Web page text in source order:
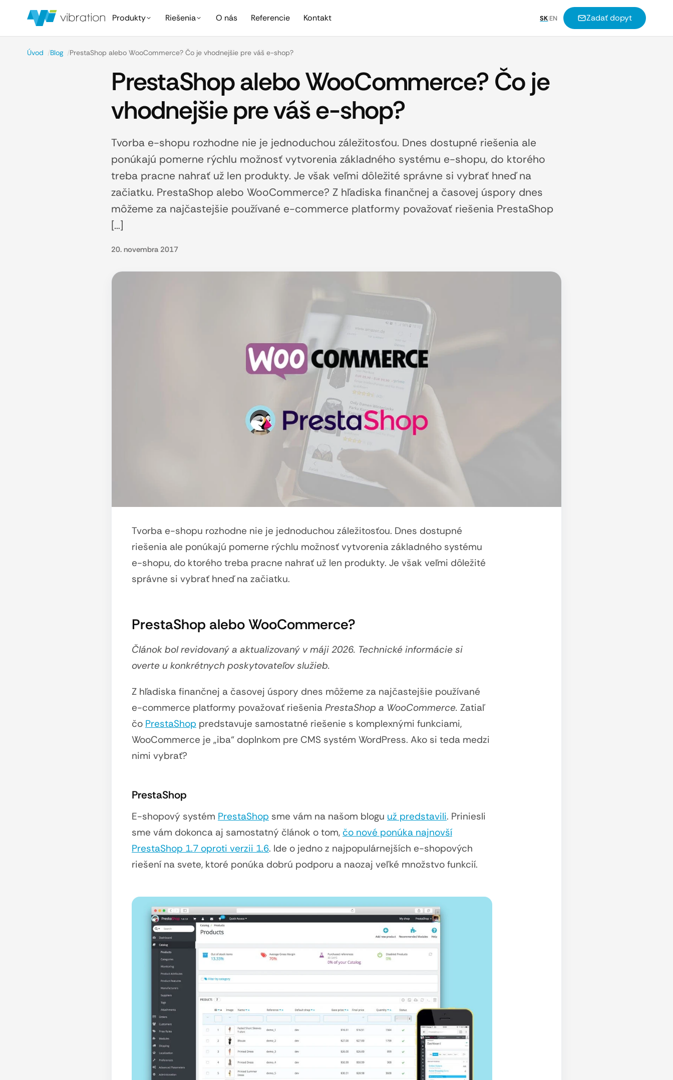
Produkty Riešenia O nás Referencie Kontakt SK|EN Zadať dopyt
Úvod /Blog /PrestaShop alebo WooCommerce? Čo je vhodnejšie pre váš e-shop?
PrestaShop alebo WooCommerce? Čo je
vhodnejšie pre váš e-shop?
Tvorba e-shopu rozhodne nie je jednoduchou záležitosťou. Dnes dostupné riešenia ale
ponúkajú pomerne rýchlu možnosť vytvorenia základného systému e-shopu, do ktorého
treba pracne nahrať už len produkty. Je však veľmi dôležité správne si vybrať hneď na
začiatku. PrestaShop alebo WooCommerce? Z hľadiska finančnej a časovej úspory dnes
môžeme za najčastejšie používané e-commerce platformy považovať riešenia PrestaShop
[…]
20. novembra 2017
Tvorba e-shopu rozhodne nie je jednoduchou záležitosťou. Dnes dostupné
riešenia ale ponúkajú pomerne rýchlu možnosť vytvorenia základného systému
e-shopu, do ktorého treba pracne nahrať už len produkty. Je však veľmi dôležité
správne si vybrať hneď na začiatku.
PrestaShop alebo WooCommerce?
Článok bol revidovaný a aktualizovaný v máji 2026. Technické informácie si
overte u konkrétnych poskytovateľov služieb.
Z hľadiska finančnej a časovej úspory dnes môžeme za najčastejšie používané
e-commerce platformy považovať riešenia PrestaShop a WooCommerce. Zatiaľ
čo PrestaShop predstavuje samostatné riešenie s komplexnými funkciami,
WooCommerce je „iba“ doplnkom pre CMS systém WordPress. Ako si teda medzi
nimi vybrať?
PrestaShop
E-shopový systém PrestaShop sme vám na našom blogu už predstavili. Priniesli
sme vám dokonca aj samostatný článok o tom, čo nové ponúka najnovší
PrestaShop 1.7 oproti verzii 1.6. Ide o jedno z najpopulárnejších e-shopových
riešení na svete, ktoré ponúka dobrú podporu a naozaj veľké množstvo funkcií.